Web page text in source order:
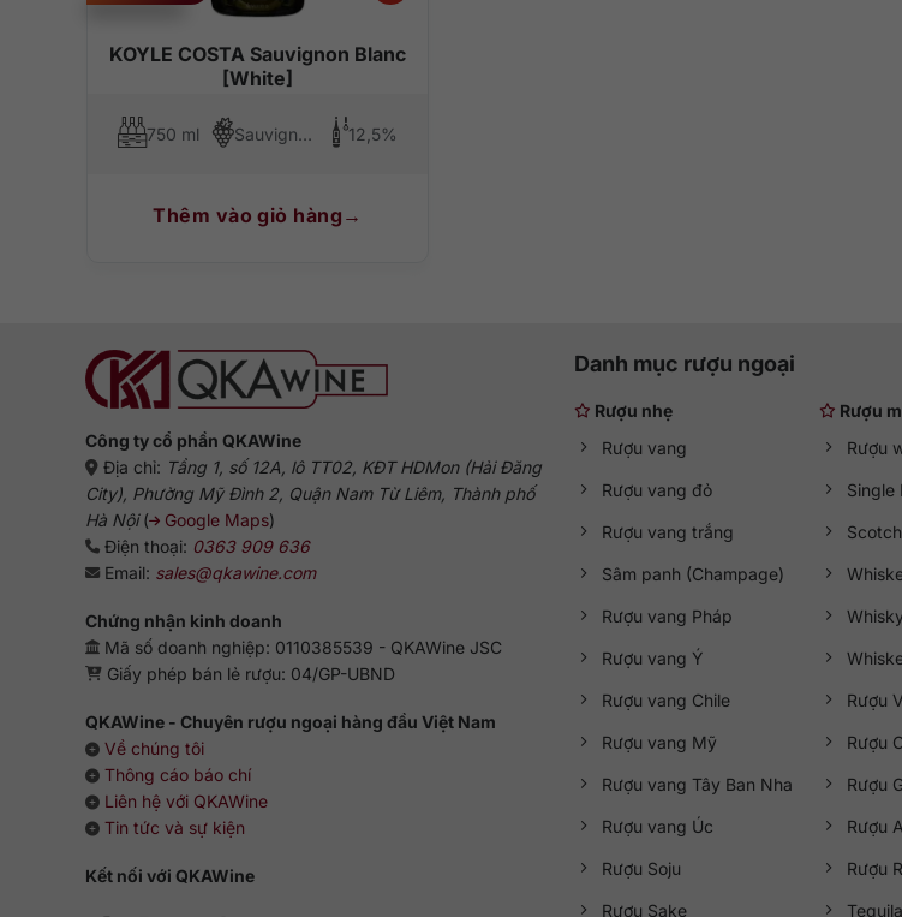
KOYLE COSTA Sauvignon Blanc
[White]
750 ml Sauvignon Blanc 12,5%
Thêm vào giỏ hàng
Công ty cổ phần QKAWine
Địa chỉ: Tầng 1, số 12A, lô TT02, KĐT HDMon (Hải Đăng
City), Phường Mỹ Đình 2, Quận Nam Từ Liêm, Thành phố
Hà Nội( Google Maps)
Điện thoại: 0363 909 636
Email: sales@qkawine.com
Chứng nhận kinh doanh
Mã số doanh nghiệp: 0110385539 - QKAWine JSC
Giấy phép bán lẻ rượu: 04/GP-UBND
QKAWine - Chuyên rượu ngoại hàng đầu Việt Nam
Về chúng tôi
Thông cáo báo chí
Liên hệ với QKAWine
Tin tức và sự kiện
Kết nối với QKAWine
Danh mục rượu ngoại
Rượu nhẹ
Rượu vang
Rượu vang đỏ
Rượu vang trắng
Sâm panh (Champage)
Rượu vang Pháp
Rượu vang Ý
Rượu vang Chile
Rượu vang Mỹ
Rượu vang Tây Ban Nha
Rượu vang Úc
Rượu Soju
Rượu Sake
Rượu
Rượu
Single
Rượu
Rượu
Rượu
Rượu
Rượu
Tequila